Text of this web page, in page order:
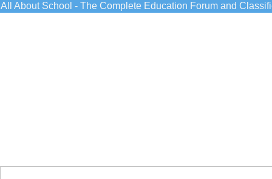
All About School - The Complete Education Forum and